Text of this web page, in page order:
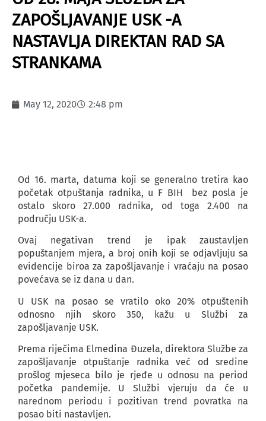
ZAPOŠLJAVANJE USK -A
NASTAVLJA DIREKTAN RAD SA
STRANKAMA
May 12, 2020 2:48 pm
Od 16. marta, datuma koji se generalno tretira kao
početak otpuštanja radnika, u F BIH bez posla je
ostalo skoro 27.000 radnika, od toga 2.400 na
području USK-a.
Ovaj negativan trend je ipak zaustavljen
popuštanjem mjera, a broj onih koji se odjavljuju sa
evidencije biroa za zapošljavanje i vraćaju na posao
povećava se iz dana u dan.
U USK na posao se vratilo oko 20% otpuštenih
odnosno njih skoro 350, kažu u Službi za
zapošljavanje USK.
Prema riječima Elmedina Đuzela, direktora Službe za
zapošljavanje otpuštanje radnika već od sredine
prošlog mjeseca bilo je rjeđe u odnosu na period
početka pandemije. U Službi vjeruju da će u
narednom periodu i pozitivan trend povratka na
posao biti nastavljen.